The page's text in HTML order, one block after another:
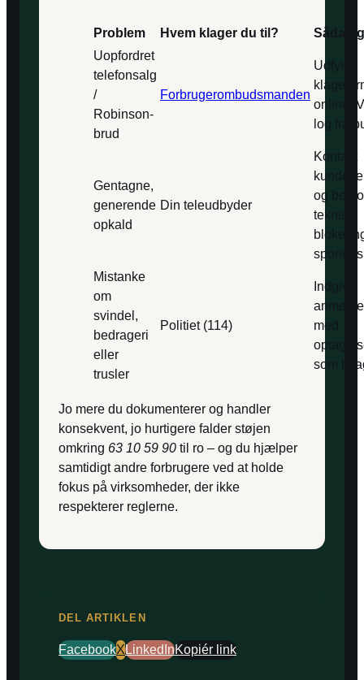
Problem Hvem klager du til?
Sådan
Uopfordret
telefonsalg
/
Robinson-
brud
Forbrugerombudsmanden
Udfyld
online.
log fra
Gentagne,
generende
opkald
Din teleudbyder
Kontakt
og bed
teknisk
Mistanke
om
svindel,
bedrageri
eller
trusler
Politiet (114)
Indgiv
med
som
Jo mere du dokumenterer og handler
konsekvent, jo hurtigere falder støjen
omkring 63 10 59 90 til ro – og du hjælper
samtidigt andre forbrugere ved at holde
fokus på virksomheder, der ikke
respekterer reglerne.
DEL ARTIKLEN
FacebookXLinkedInKopiér link